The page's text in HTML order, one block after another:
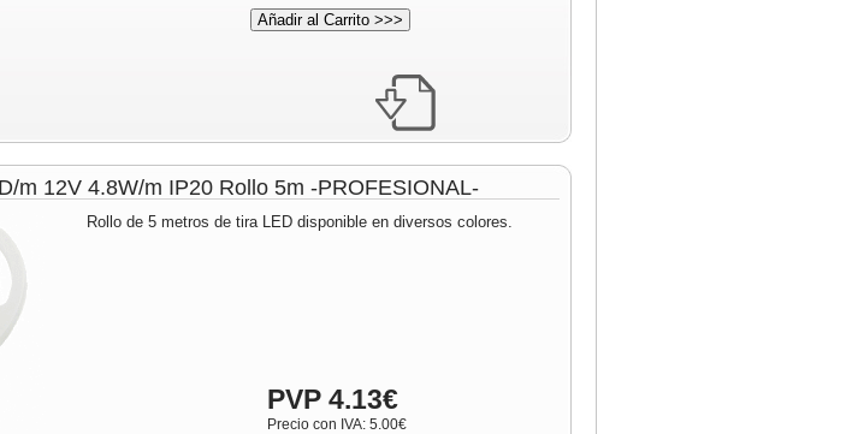
m 12V 4.8W/m IP20 Rollo 5m -PROFESIONAL-
Rollo de 5 metros de tira LED disponible en diversos colores.
PVP 4.13€
Precio con IVA: 5.00€